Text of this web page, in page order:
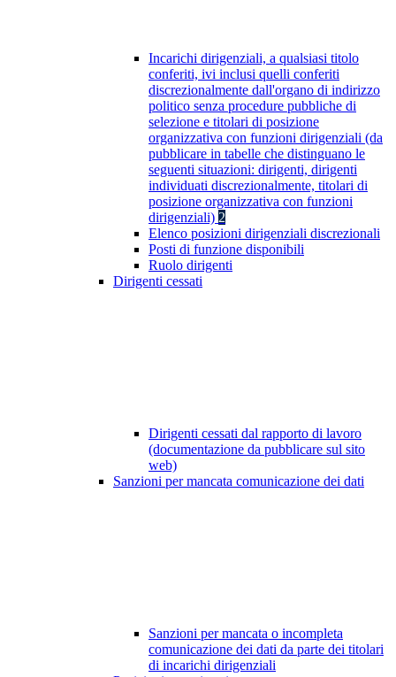
Incarichi dirigenziali, a qualsiasi titolo
conferiti, ivi inclusi quelli conferiti
discrezionalmente dall'organo di indirizzo
politico senza procedure pubbliche di
selezione e titolari di posizione
organizzativa con funzioni dirigenziali (da
pubblicare in tabelle che distinguano le
seguenti situazioni: dirigenti, dirigenti
individuati discrezionalmente, titolari di
posizione organizzativa con funzioni
dirigenziali) 2
Elenco posizioni dirigenziali discrezionali
Posti di funzione disponibili
Ruolo dirigenti
Dirigenti cessati
Dirigenti cessati dal rapporto di lavoro
(documentazione da pubblicare sul sito
web)
Sanzioni per mancata comunicazione dei dati
Sanzioni per mancata o incompleta
comunicazione dei dati da parte dei titolari
di incarichi dirigenziali